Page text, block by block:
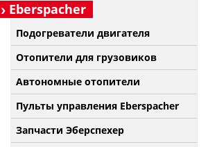
Eberspacher
Подогреватели двигателя
Отопители для грузовиков
Автономные отопители
Пульты управления Eberspacher
Запчасти Эберспехер